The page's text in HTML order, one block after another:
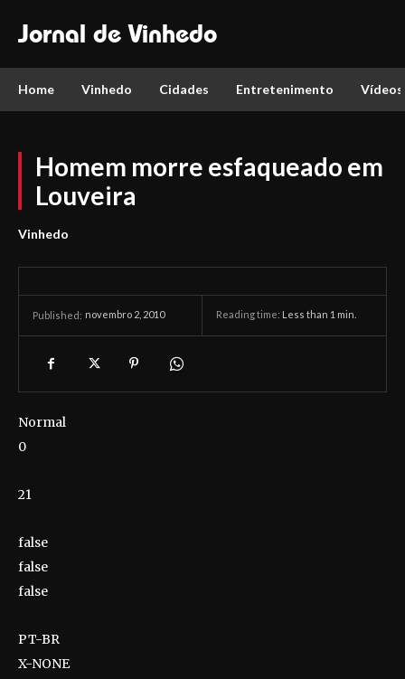
Jornal de Vinhedo
Home Vinhedo Cidades Entretenimento Vídeos
Homem morre esfaqueado em
Louveira
Vinhedo
Published: novembro 2, 2010 Reading time: Less than 1 min.
Normal
0
21
false
false
false
PT-BR
X-NONE